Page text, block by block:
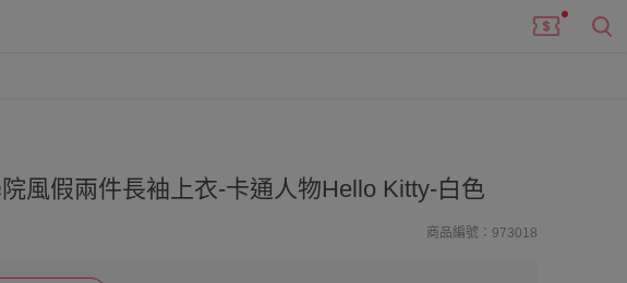
風假兩件長袖上衣-卡通人物Hello Kitty-白色
商品編號：973018